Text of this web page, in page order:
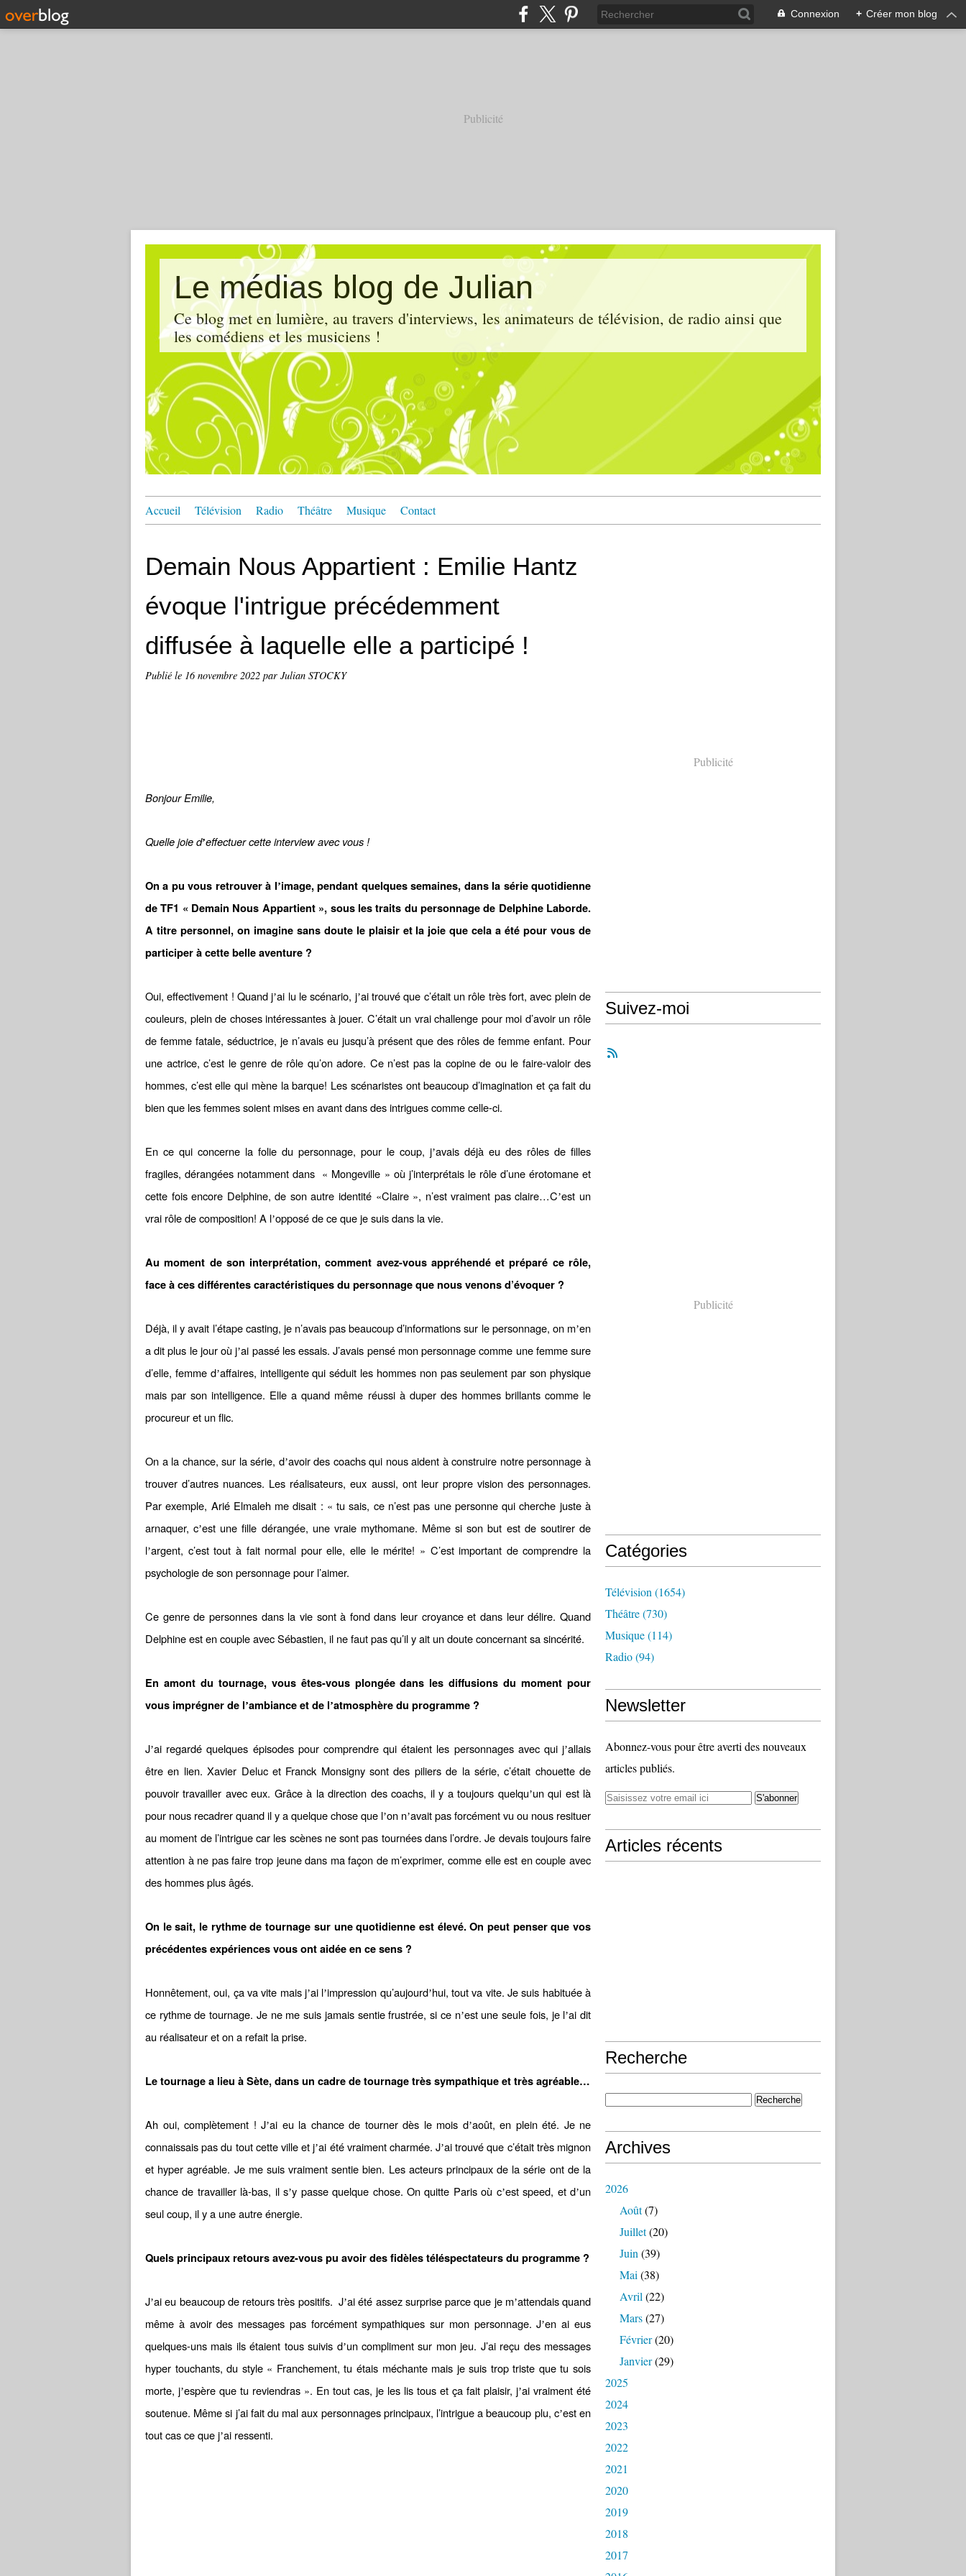
Connexion + Créer mon blog
Publicité
Le médias blog de Julian
Ce blog met en lumière, au travers d'interviews, les animateurs de télévision, de radio ainsi que
les comédiens et les musiciens !
Accueil Télévision Radio Théâtre Musique Contact
Demain Nous Appartient : Emilie Hantz
évoque l'intrigue précédemment
diffusée à laquelle elle a participé !
Publié le 16 novembre 2022 par Julian STOCKY
Bonjour Emilie,
Quelle joie d’effectuer cette interview avec vous !
On a pu vous retrouver à l’image, pendant quelques semaines, dans la série quotidienne
de TF1 « Demain Nous Appartient », sous les traits du personnage de Delphine Laborde.
A titre personnel, on imagine sans doute le plaisir et la joie que cela a été pour vous de
participer à cette belle aventure ?
Oui, effectivement ! Quand j’ai lu le scénario, j’ai trouvé que c’était un rôle très fort, avec plein de
couleurs, plein de choses intéressantes à jouer. C’était un vrai challenge pour moi d’avoir un rôle
de femme fatale, séductrice, je n’avais eu jusqu’à présent que des rôles de femme enfant. Pour
une actrice, c’est le genre de rôle qu’on adore. Ce n’est pas la copine de ou le faire-valoir des
hommes, c’est elle qui mène la barque! Les scénaristes ont beaucoup d’imagination et ça fait du
bien que les femmes soient mises en avant dans des intrigues comme celle-ci.
En ce qui concerne la folie du personnage, pour le coup, j’avais déjà eu des rôles de filles
fragiles, dérangées notamment dans « Mongeville » où j’interprétais le rôle d’une érotomane et
cette fois encore Delphine, de son autre identité «Claire », n’est vraiment pas claire…C’est un
vrai rôle de composition! A l’opposé de ce que je suis dans la vie.
Au moment de son interprétation, comment avez-vous appréhendéet préparé ce rôle,
face à cesdifférentes caractéristiques du personnage que nous venons d’évoquer ?
Déjà, il y avait l’étape casting, je n’avais pas beaucoup d’informations sur le personnage, on m’en
a dit plus le jour où j’ai passé les essais. J’avais pensé mon personnage comme une femme sure
d’elle, femme d’affaires, intelligente qui séduit les hommes non pas seulement par son physique
mais par son intelligence. Elle a quand même réussi à duper des hommes brillants comme le
procureur et un flic.
On a la chance, sur la série, d’avoir des coachs qui nous aident à construire notre personnage à
trouver d’autres nuances. Les réalisateurs, eux aussi, ont leur propre vision des personnages.
Par exemple, Arié Elmaleh me disait : « tu sais, ce n’est pas une personne qui cherche juste à
arnaquer, c’est une fille dérangée, une vraie mythomane. Même si son but est de soutirer de
l’argent, c’est tout à fait normal pour elle, elle le mérite! » C’est important de comprendre la
psychologie de son personnage pour l’aimer.
Ce genre de personnes dans la vie sont à fond dans leur croyance et dans leur délire. Quand
Delphine est en couple avec Sébastien, il ne faut pas qu’il y ait un doute concernant sa sincérité.
En amont du tournage, vous êtes-vous plongée dans les diffusions du moment pour
vous imprégner de l’ambiance et de l’atmosphère du programme ?
J’ai regardé quelques épisodes pour comprendre qui étaient les personnages avec qui j’allais
être en lien. Xavier Deluc et Franck Monsigny sont des piliers de la série, c’était chouette de
pouvoir travailler avec eux. Grâce à la direction des coachs, il y a toujours quelqu’un qui est là
pour nous recadrer quand il y a quelque chose que l’on n’avait pas forcément vu ou nous resituer
au moment de l’intrigue car les scènes ne sont pas tournées dans l’ordre. Je devais toujours faire
attention à ne pas faire trop jeune dans ma façon de m’exprimer, comme elle est en couple avec
des hommes plus âgés.
On le sait, le rythme de tournage sur une quotidienne est élevé. On peut penser que vos
précédentes expériences vous ont aidée en ce sens ?
Honnêtement, oui, ça va vite mais j’ai l’impression qu’aujourd’hui, tout va vite. Je suis habituée à
ce rythme de tournage. Je ne me suis jamais sentie frustrée, si ce n’est une seule fois, je l’ai dit
au réalisateur et on a refait la prise.
Le tournage a lieu à Sète, dans un cadre de tournage très sympathique et très agréable…
Ah oui, complètement ! J’ai eu la chance de tourner dès le mois d’août, en plein été. Je ne
connaissais pas du tout cette ville et j’ai été vraiment charmée. J’ai trouvé que c’était très mignon
et hyper agréable. Je me suis vraiment sentie bien. Les acteurs principaux de la série ont de la
chance de travailler là-bas, il s’y passe quelque chose. On quitte Paris où c’est speed, et d’un
seul coup, il y a une autre énergie.
Quels principaux retours avez-vous pu avoir des fidèles téléspectateurs du programme ?
J’ai eu beaucoup de retours très positifs. J’ai été assez surprise parce que je m’attendais quand
même à avoir des messages pas forcément sympathiques sur mon personnage. J’en ai eus
quelques-uns mais ils étaient tous suivis d’un compliment sur mon jeu. J’ai reçu des messages
hyper touchants, du style « Franchement, tu étais méchante mais je suis trop triste que tu sois
morte, j’espère que tu reviendras ». En tout cas, je les lis tous et ça fait plaisir, j’ai vraiment été
soutenue. Même si j’ai fait du mal aux personnages principaux, l’intrigue a beaucoup plu, c’est en
tout cas ce que j’ai ressenti.
Publicité
Suivez-moi
Publicité
Catégories
Télévision (1654)
Théâtre(730)
Musique(114)
Radio(94)
Newsletter
Abonnez-vous pour être averti des nouveaux
articles publiés.
Articles récents
Recherche
Archives
2026
Août(7)
Juillet(20)
Juin (39)
Mai (38)
Avril (22)
Mars(27)
Février(20)
Janvier(29)
2025
2024
2023
2022
2021
2020
2019
2018
2017